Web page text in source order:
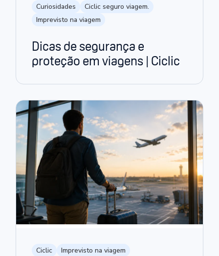
Curiosidades
Ciclic seguro viagem.
Imprevisto na viagem
Dicas de segurança e
proteção em viagens | Ciclic
Ciclic Imprevisto na viagem